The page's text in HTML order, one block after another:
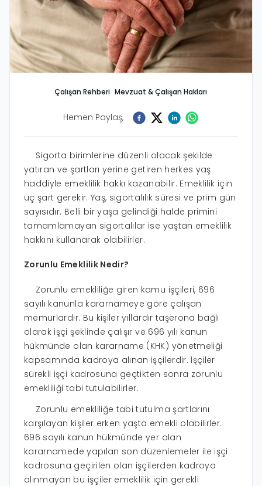
Çalışan Rehberi Mevzuat & Çalışan Hakları
Hemen Paylaş,
Sigorta birimlerine düzenli olacak şekilde
yatıran ve şartları yerine getiren herkes yaş
haddiyle emeklilik hakkı kazanabilir. Emeklilik için
üç şart gerekir. Yaş, sigortalılık süresi ve prim gün
sayısıdır. Belli bir yaşa gelindiği halde primini
tamamlamayan sigortalılar ise yaştan emeklilik
hakkını kullanarak olabilirler.
Zorunlu Emeklilik Nedir?
Zorunlu emekliliğe giren kamu işçileri, 696
sayılı kanunla kararnameye göre çalışan
memurlardır. Bu kişiler yıllardır taşerona bağlı
olarak işçi şeklinde çalışır ve 696 yılı kanun
hükmünde olan kararname (KHK) yönetmeliği
kapsamında kadroya alınan işçilerdir. İşçiler
sürekli işçi kadrosuna geçtikten sonra zorunlu
emekliliği tabi tutulabilirler.
Zorunlu emekliliğe tabi tutulma şartlarını
karşılayan kişiler erken yaşta emekli olabilirler.
696 sayılı kanun hükmünde yer alan
kararnamede yapılan son düzenlemeler ile işçi
kadrosuna geçirilen olan işçilerden kadroya
alınmayan bu işçiler emeklilik için gerekli